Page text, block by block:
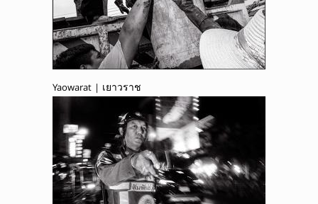
Yaowarat | เยาวราช